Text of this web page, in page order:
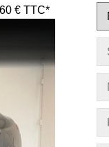
€ TTC*